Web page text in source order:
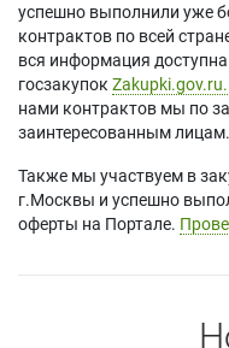
успешно выполнили уже
контрактов по всей
вся информация
госзакупок Zakupki.gov.ru.
нами контрактов мы по
заинтересованным лицам.
Также мы участвуем в
г.Москвы и успешно
оферты на Портале.